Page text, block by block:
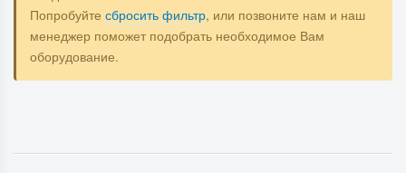
Попробуйте сбросить фильтр, или позвоните нам и наш
менеджер поможет подобрать необходимое Вам
оборудование.